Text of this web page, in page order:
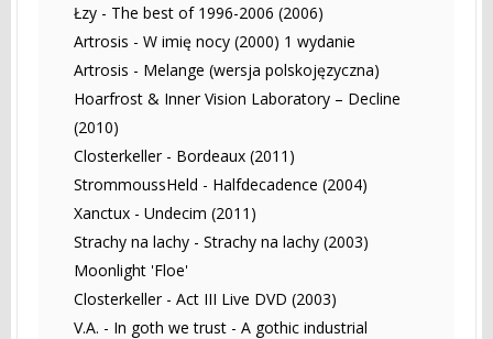
Łzy - The best of 1996-2006 (2006)
Artrosis - W imię nocy (2000) 1 wydanie
Artrosis - Melange (wersja polskojęzyczna)
Hoarfrost & Inner Vision Laboratory – Decline
(2010)
Closterkeller - Bordeaux (2011)
StrommoussHeld - Halfdecadence (2004)
Xanctux - Undecim (2011)
Strachy na lachy - Strachy na lachy (2003)
Moonlight 'Floe'
Closterkeller - Act III Live DVD (2003)
V.A. - In goth we trust - A gothic industrial